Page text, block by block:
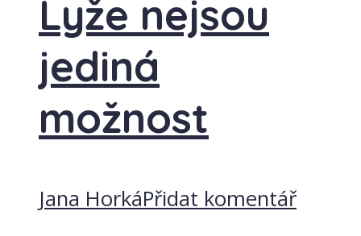
Lyže nejsou
jediná
možnost
Jana HorkáPřidat komentář